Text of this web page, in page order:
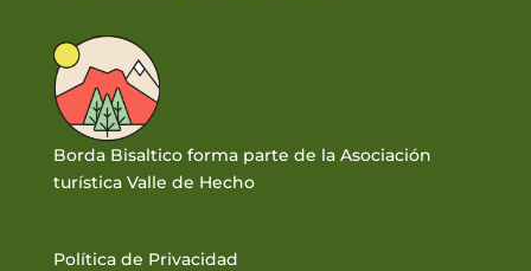
Borda Bisaltico forma parte de la Asociación
turística Valle de Hecho
Política de Privacidad